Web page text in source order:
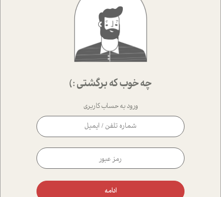
چه خوب که برگشتی :)
ورود به حساب کاربری
ادامه